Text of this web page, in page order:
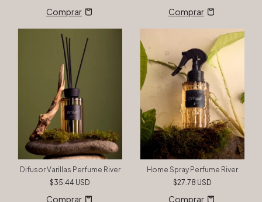
Difusor Varillas Perfume River
$35.44 USD
Home Spray Perfume River
$27.78 USD